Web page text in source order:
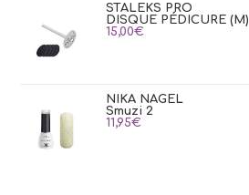
STALEKS PRO
DISQUE PÉDICURE (M)
15,00€
NIKA NAGEL
Smuzi 2
11,95€